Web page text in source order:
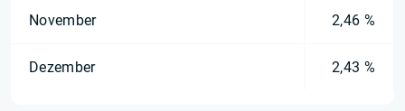
November 2,46 %
Dezember 2,43 %